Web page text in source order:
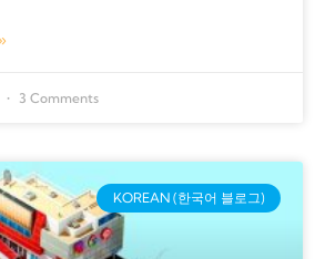
3 Comments
KOREAN (한국어 블로그)